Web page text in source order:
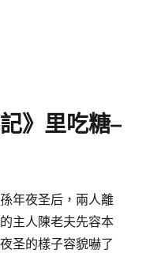
》里吃糖–
年夜圣后，兩人離
主人陳老夫先容本
圣的樣子容貌嚇了